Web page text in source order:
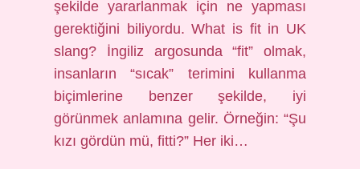
şekilde yararlanmak için ne yapması
gerektiğini biliyordu. What is fit in UK
slang? İngiliz argosunda “fit” olmak,
insanların “sıcak” terimini kullanma
biçimlerine benzer şekilde, iyi
görünmek anlamına gelir. Örneğin: “Şu
kızı gördün mü, fitti?” Her iki…